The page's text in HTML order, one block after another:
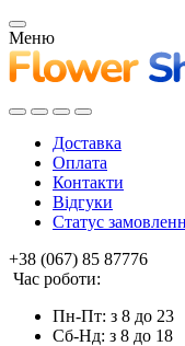
Меню
Доставка
Оплата
Контакти
Відгуки
Статус
+38 (067) 85 87776
Час роботи:
Пн-Пт: з 8 до 23
Сб-Нд: з 8 до 18